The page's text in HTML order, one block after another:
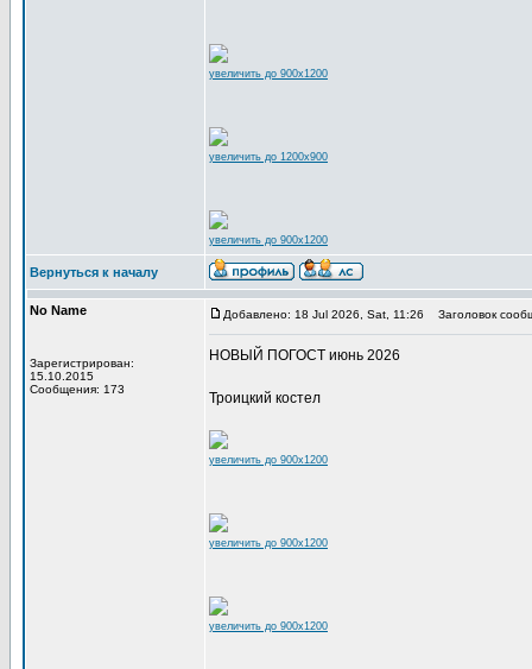
увеличить до 900x1200
увеличить до 1200x900
увеличить до 900x1200
Вернуться к началу
No Name
Зарегистрирован:
15.10.2015
Сообщения: 173
Добавлено: 18 Jul 2026, Sat, 11:26 Заголовок
НОВЫЙ ПОГОСТ июнь 2026
Троицкий костел
увеличить до 900x1200
увеличить до 900x1200
увеличить до 900x1200